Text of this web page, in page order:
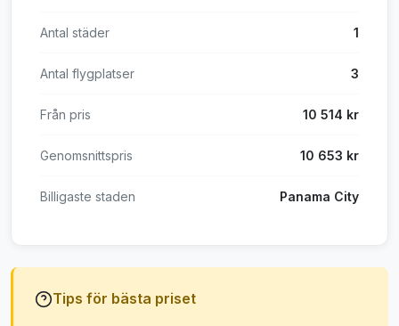
Antal städer 1
Antal flygplatser 3
Från pris 10 514 kr
Genomsnittspris 10 653 kr
Billigaste staden Panama City
Tips för bästa priset